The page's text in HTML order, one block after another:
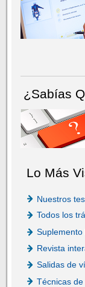
¿Sabías
Lo Más
Nuestros
Todos los
Revista
Salidas de
Técnicas